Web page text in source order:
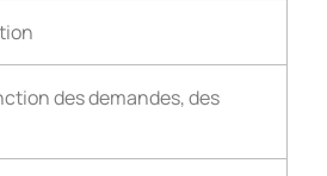
des demandes, des